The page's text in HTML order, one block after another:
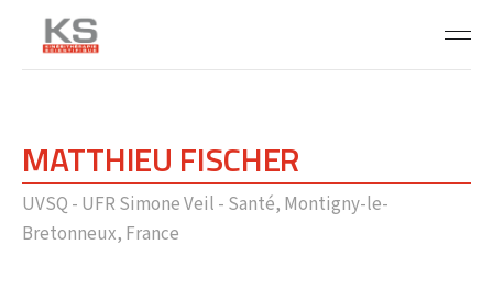
MATTHIEU FISCHER
UVSQ - UFR Simone Veil - Santé, Montigny-le-
Bretonneux, France